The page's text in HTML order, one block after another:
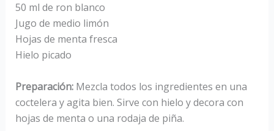
50 ml de ron blanco
Jugo de medio limón
Hojas de menta fresca
Hielo picado
Preparación:Mezcla todos los ingredientes en una
coctelera y agita bien. Sirve con hielo y decora con
hojas de menta o una rodaja de piña.